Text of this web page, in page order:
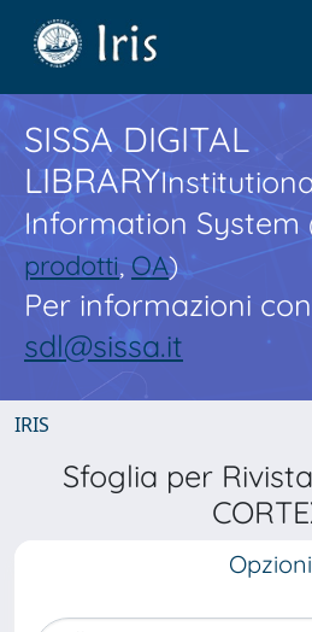
SISSA DIGITAL
LIBRARY
Information System
prodotti,OA)
Per informazioni
sdl@sissa.it
IRIS
Sfoglia per
Opzioni